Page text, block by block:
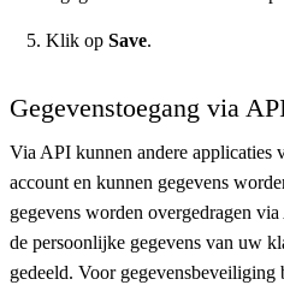
Klik op Save.
Gegevenstoegang via
Via API kunnen andere
account en kunnen gegevens
gegevens worden overgedragen
de persoonlijke gegevens van uw
gedeeld. Voor